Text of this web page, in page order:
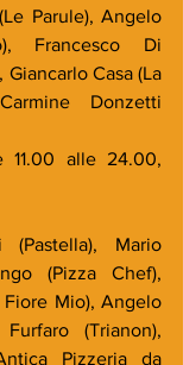
Parule), Angelo
Francesco Di
Casa (La
Donzetti
11.00 alle 24.00,
(Pastella), Mario
(Pizza Chef),
Fiore Mio), Angelo
(Trianon),
Pizzeria da